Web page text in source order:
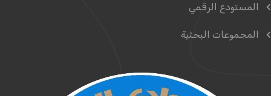
المستودع الرقمي
المجموعات البحثية